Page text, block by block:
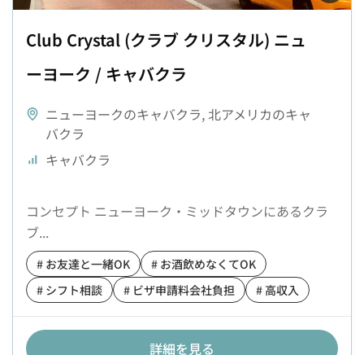
Club Crystal (クラブ クリスタル) ニュ
ーヨーク / キャバクラ
ニューヨークのキャバクラ,北アメリカのキャ
バクラ
キャバクラ
コンセプト ニューヨーク・ミッドタウンにあるクラ
ブ...
# お友達と一緒OK
# お酒飲めなくてOK
# シフト相談
# ビザ申請料会社負担 # 高収入
詳細を見る